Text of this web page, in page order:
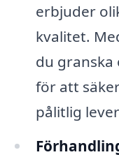
erbjuder
kvalitet.
du
för att
pålitlig